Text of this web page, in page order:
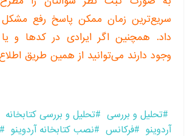
سریع‌ترین زمان ممکن پاسخ رفع
داد. همچنین اگر ایرادی در کدها و
وجود دارند می‌توانید از همین طریق
تحلیل و بررسی تحلیل و بررسی کتابخانه
آردوینو
فرکانس نصب کتابخانه آردوینو